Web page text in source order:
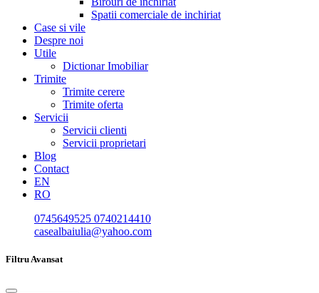
Spatii comerciale de inchiriat
Case si vile
Despre noi
Utile
Dictionar Imobiliar
Trimite
Trimite cerere
Trimite oferta
Servicii
Servicii clienti
Servicii proprietari
Blog
Contact
EN
RO
0745649525 0740214410
casealbaiulia@yahoo.com
Filtru Avansat